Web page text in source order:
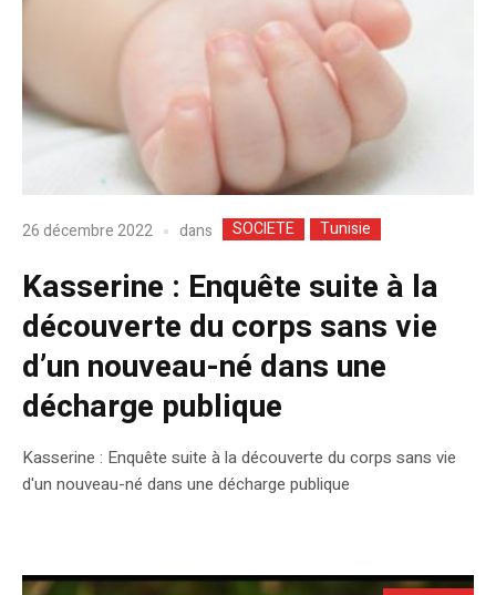
26 décembre 2022 dans SOCIETE Tunisie
Kasserine : Enquête suite à la
découverte du corps sans vie
d’un nouveau-né dans une
décharge publique
Kasserine : Enquête suite à la découverte du corps sans vie
d'un nouveau-né dans une décharge publique